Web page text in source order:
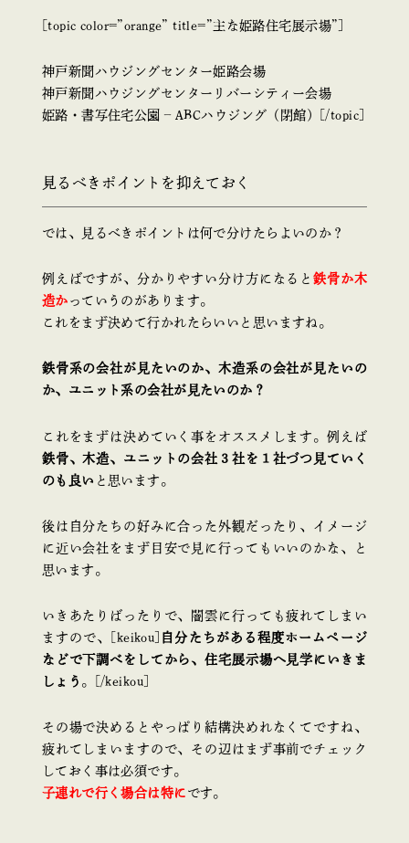
[topic color=”orange” title=”主な姫路住宅展示場”]
神戸新聞ハウジングセンター姫路会場
神戸新聞ハウジングセンターリバーシティー会場
姫路・書写住宅公園 – ABCハウジング（閉館）[/topic]
見るべきポイントを抑えておく
では、見るべきポイントは何で分けたらよいのか？
例えばですが、分かりやすい分け方になると鉄骨か木
造か っていうのがあります。
これをまず決めて行かれたらいいと思いますね。
鉄骨系の会社が見たいのか、木造系の会社が見たいの
か、ユニット系の会社が見たいのか？
これをまずは決めていく事をオススメします。例えば
鉄骨、木造、ユニットの会社３社を１社づつ見ていく
のも良い と思います。
後は自分たちの好みに合った外観だったり、イメージ
に近い会社をまず目安で見に行ってもいいのかな、と
思います。
いきあたりばったりで、闇雲に行っても疲れてしまい
ますので、[keikou]
自分たちがある程度ホームページ
などで下調べをしてから、住宅展示場へ見学にいきま
しょう 。[/keikou]
その場で決めるとやっぱり結構決めれなくてですね、
疲れてしまいますので、その辺はまず事前でチェック
しておく事は必須です。
子連れで行く場合は特に です。